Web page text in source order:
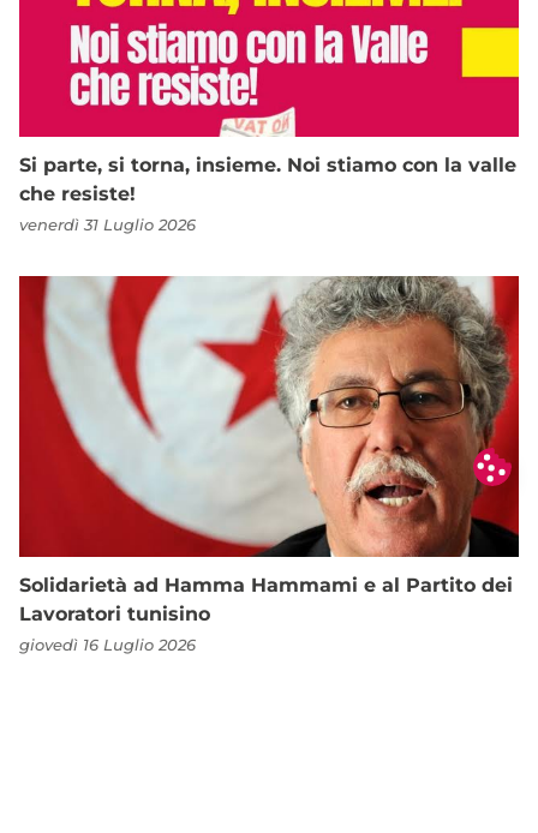
Si parte, si torna, insieme. Noi stiamo con la valle
che resiste!
venerdì 31 Luglio 2026
Solidarietà ad Hamma Hammami e al Partito dei
Lavoratori tunisino
giovedì 16 Luglio 2026